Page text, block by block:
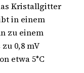
Kristallgitter
in einem
zu einem
0,8 mV
etwa 5°C